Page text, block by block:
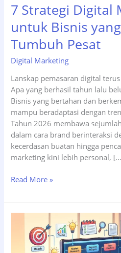
7 Strategi Digital
untuk Bisnis
Tumbuh Pesat
Digital Marketing
Lanskap pemasaran digital
Apa yang berhasil tahun lalu
Bisnis yang bertahan dan
mampu beradaptasi dengan
Tahun 2026 membawa
dalam cara brand berinteraksi
kecerdasan buatan hingga
marketing kini lebih personal,
7
Digital
Marketing
Bisnis
Read More »